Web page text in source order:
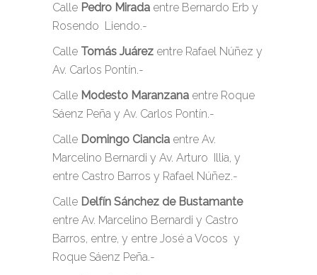
Calle Pedro Mirada entre Bernardo Erb y
Rosendo Liendo.-
Calle Tomás Juárez entre Rafael Núñez y
Av. Carlos Pontín.-
Calle Modesto Maranzana entre Roque
Sáenz Peña y Av. Carlos Pontín.-
Calle Domingo Ciancia entre Av.
Marcelino Bernardi y Av. Arturo Illia, y
entre Castro Barros y Rafael Núñez.-
Calle Delfín Sánchez de Bustamante
entre Av. Marcelino Bernardi y Castro
Barros, entre, y entre José a Vocos y
Roque Sáenz Peña.-